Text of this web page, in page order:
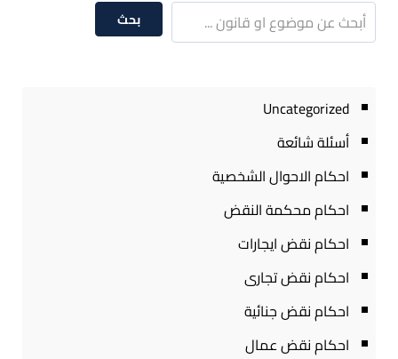
بحث
Uncategorized
أسئلة شائعة
احكام الاحوال الشخصية
احكام محكمة النقض
احكام نقض ايجارات
احكام نقض تجارى
احكام نقض جنائية
احكام نقض عمال